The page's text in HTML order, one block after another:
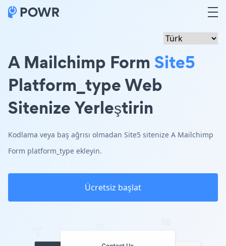
A Mailchimp Form Site5
Platform_type Web
Sitenize Yerleştirin
Kodlama veya baş ağrısı olmadan Site5 sitenize A Mailchimp
Form platform_type ekleyin.
Ücretsiz başlat